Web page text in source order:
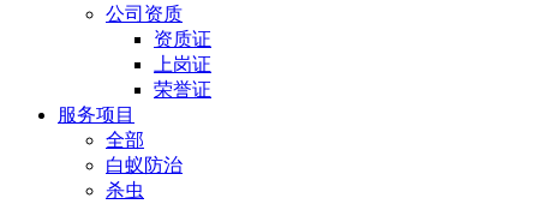
公司资质
资质证
上岗证
荣誉证
服务项目
全部
白蚁防治
杀虫